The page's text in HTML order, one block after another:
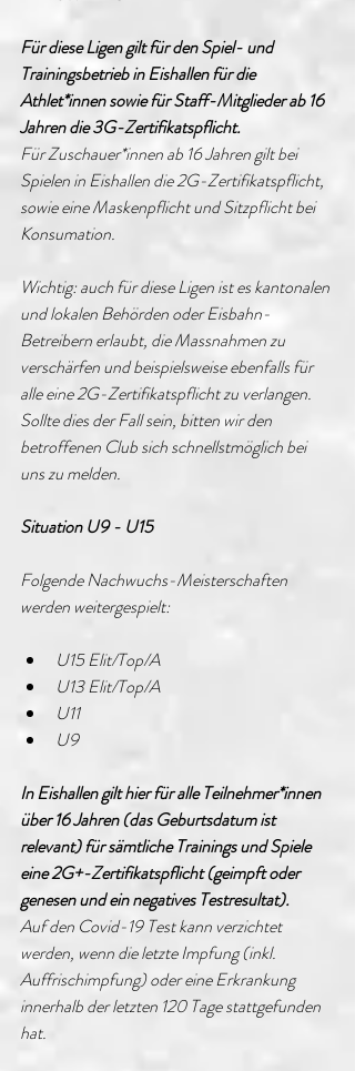
Für diese Ligen gilt für den Spiel- und
Trainingsbetrieb in Eishallen für die
Athlet*innen sowie für Staff-Mitglieder ab 16
Jahren die 3G-Zertifikatspflicht.
Für Zuschauer*innen ab 16 Jahren gilt bei
Spielen in Eishallen die 2G-Zertifikatspflicht,
sowie eine Maskenpflicht und Sitzpflicht bei
Konsumation.
Wichtig: auch für diese Ligen ist es kantonalen
und lokalen Behörden oder Eisbahn-
Betreibern erlaubt, die Massnahmen zu
verschärfen und beispielsweise ebenfalls für
alle eine 2G-Zertifikatspflicht zu verlangen.
Sollte dies der Fall sein, bitten wir den
betroffenen Club sich schnellstmöglich bei
uns zu melden.
Situation U9 - U15
Folgende Nachwuchs-Meisterschaften
werden weitergespielt:
U15 Elit/Top/A
U13 Elit/Top/A
U11
U9
In Eishallen gilt hier für alle Teilnehmer*innen
über 16 Jahren (das Geburtsdatum ist
relevant) für sämtliche Trainings und Spiele
eine 2G+-Zertifikatspflicht (geimpft oder
genesen und ein negatives Testresultat).
Auf den Covid-19 Test kann verzichtet
werden, wenn die letzte Impfung (inkl.
Auffrischimpfung) oder eine Erkrankung
innerhalb der letzten 120 Tage stattgefunden
hat.